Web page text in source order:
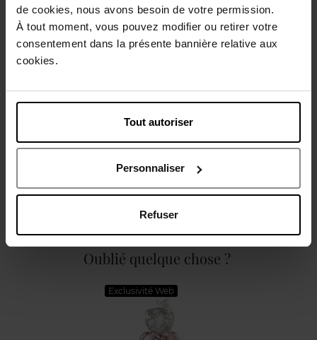
de cookies, nous avons besoin de votre permission.
À tout moment, vous pouvez modifier ou retirer votre
consentement dans la présente bannière relative aux
cookies.
Tout autoriser
Personnaliser
Refuser
Description
Caractéristiques
Avis client Politique relative aux avis des clients
Oublié quelque chose ?
Exclusivité Web